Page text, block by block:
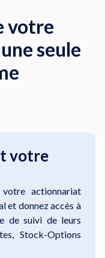
votre
seule
votre
actionnariat
et donnez accès à
de suivi de leurs
Stock-Options